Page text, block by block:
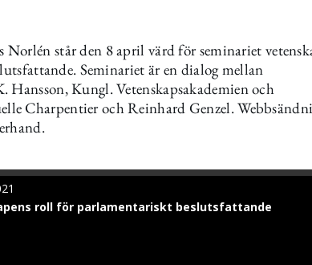
Norlén står den 8 april värd för seminariet
Seminariet är en dialog mellan
Hansson, Kungl. Vetenskapsakademien och
Charpentier och Reinhard Genzel.